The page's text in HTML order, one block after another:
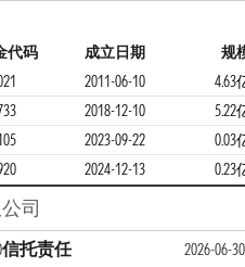
代码 成立日期
规
2011-06-10
4.63
2018-12-10
5.22
2023-09-22
0.03
2024-12-13 0.23
司
信托责任 2026-06-30